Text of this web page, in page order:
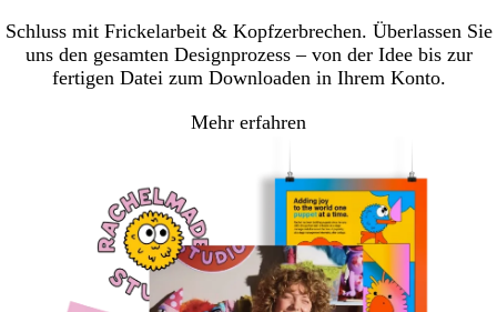
Schluss mit Frickelarbeit & Kopfzerbrechen. Überlassen Sie
uns den gesamten Designprozess – von der Idee bis zur
fertigen Datei zum Downloaden in Ihrem Konto.
Mehr erfahren